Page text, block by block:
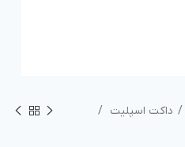
داکت اسپلیت